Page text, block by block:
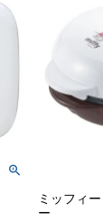
ミッフィ
ー